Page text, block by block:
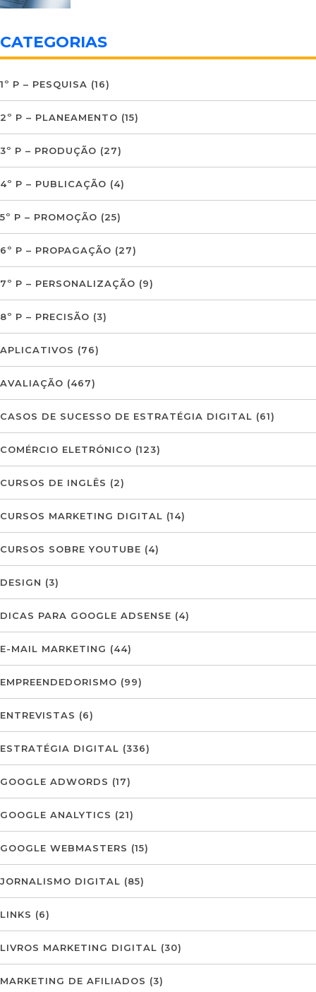
CATEGORIAS
1º P – PESQUISA (16)
2º P – PLANEAMENTO (15)
3º P – PRODUÇÃO (27)
4º P – PUBLICAÇÃO (4)
5º P – PROMOÇÃO (25)
6º P – PROPAGAÇÃO (27)
7º P – PERSONALIZAÇÃO (9)
8º P – PRECISÃO (3)
APLICATIVOS (76)
AVALIAÇÃO (467)
CASOS DE SUCESSO DE ESTRATÉGIA DIGITAL (61)
COMÉRCIO ELETRÓNICO (123)
CURSOS DE INGLÊS (2)
CURSOS MARKETING DIGITAL (14)
CURSOS SOBRE YOUTUBE (4)
DESIGN (3)
DICAS PARA GOOGLE ADSENSE (4)
E-MAIL MARKETING (44)
EMPREENDEDORISMO (99)
ENTREVISTAS (6)
ESTRATÉGIA DIGITAL (336)
GOOGLE ADWORDS (17)
GOOGLE ANALYTICS (21)
GOOGLE WEBMASTERS (15)
JORNALISMO DIGITAL (85)
LINKS (6)
LIVROS MARKETING DIGITAL (30)
MARKETING DE AFILIADOS (3)